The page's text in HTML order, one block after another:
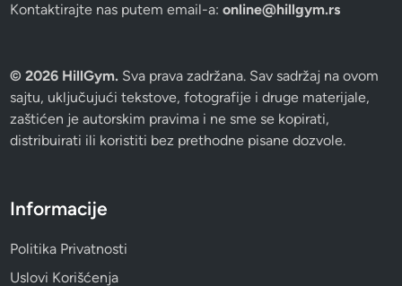
Kontaktirajte nas putem email-a:online@hillgym.rs
© 2026 HillGym. Sva prava zadržana. Sav sadržaj na ovom
sajtu, uključujući tekstove, fotografije i druge materijale,
zaštićen je autorskim pravima i ne sme se kopirati,
distribuirati ili koristiti bez prethodne pisane dozvole.
Informacije
Politika Privatnosti
Uslovi Korišćenja